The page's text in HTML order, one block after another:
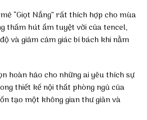
“Giọt Nắng” rất thích hợp cho mùa
thấm hút ẩm tuyệt vời của tencel,
và giảm cảm giác bí bách khi nằm
hoàn hảo cho những ai yêu thích sự
thiết kế nội thất phòng ngủ của
tạo một không gian thư giãn và